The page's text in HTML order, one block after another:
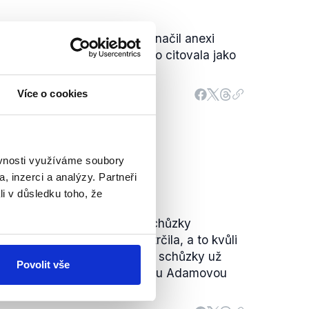
Více o cookies
využíváme soubory
inzerci a analýzy. Partneři
v důsledku toho, že
Povolit vše
protiruské sankce či označil anexi
média jeho výroky často citovala jako
že na koordinační schůzky
nebude zvát Miloše Vystrčila, a to kvůli
lednu 2022 také uvedl, že schůzky už
s Markétou Pekarovou Adamovou